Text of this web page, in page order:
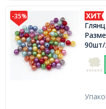
-35%
Жемчуг Бусины Акриловые,
90шт/